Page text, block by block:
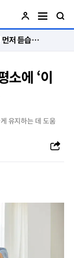
“절대 먼저 말하지 않아요. 대신 먼저 듣습니다”
소에 ‘이
유지하는 데 도움